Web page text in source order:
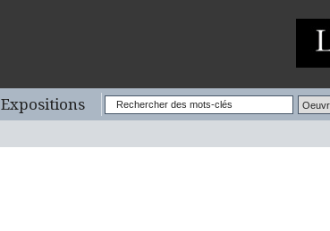
Expositions